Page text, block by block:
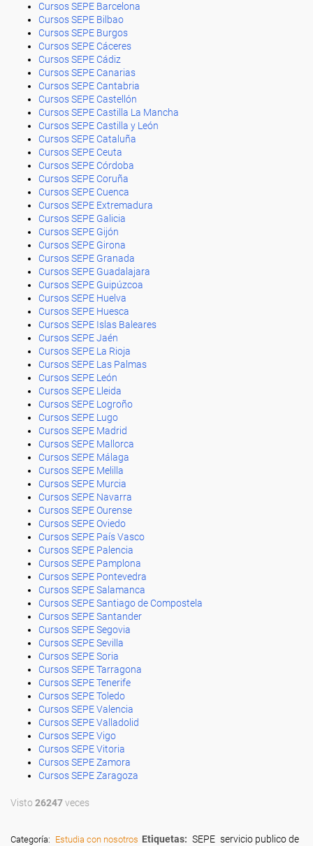
Cursos SEPE Barcelona
Cursos SEPE Bilbao
Cursos SEPE Burgos
Cursos SEPE Cáceres
Cursos SEPE Cádiz
Cursos SEPE Canarias
Cursos SEPE Cantabria
Cursos SEPE Castellón
Cursos SEPE Castilla La Mancha
Cursos SEPE Castilla y León
Cursos SEPE Cataluña
Cursos SEPE Ceuta
Cursos SEPE Córdoba
Cursos SEPE Coruña
Cursos SEPE Cuenca
Cursos SEPE Extremadura
Cursos SEPE Galicia
Cursos SEPE Gijón
Cursos SEPE Girona
Cursos SEPE Granada
Cursos SEPE Guadalajara
Cursos SEPE Guipúzcoa
Cursos SEPE Huelva
Cursos SEPE Huesca
Cursos SEPE Islas Baleares
Cursos SEPE Jaén
Cursos SEPE La Rioja
Cursos SEPE Las Palmas
Cursos SEPE León
Cursos SEPE Lleida
Cursos SEPE Logroño
Cursos SEPE Lugo
Cursos SEPE Madrid
Cursos SEPE Mallorca
Cursos SEPE Málaga
Cursos SEPE Melilla
Cursos SEPE Murcia
Cursos SEPE Navarra
Cursos SEPE Ourense
Cursos SEPE Oviedo
Cursos SEPE País Vasco
Cursos SEPE Palencia
Cursos SEPE Pamplona
Cursos SEPE Pontevedra
Cursos SEPE Salamanca
Cursos SEPE Santiago de Compostela
Cursos SEPE Santander
Cursos SEPE Segovia
Cursos SEPE Sevilla
Cursos SEPE Soria
Cursos SEPE Tarragona
Cursos SEPE Tenerife
Cursos SEPE Toledo
Cursos SEPE Valencia
Cursos SEPE Valladolid
Cursos SEPE Vigo
Cursos SEPE Vitoria
Cursos SEPE Zamora
Cursos SEPE Zaragoza
Visto 26247veces
Categoría: Estudia con nosotros Etiquetas: SEPE servicio publico de